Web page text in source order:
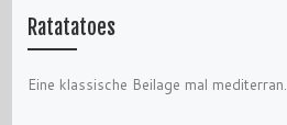
Ratatatoes
Eine klassische Beilage mal mediterran.